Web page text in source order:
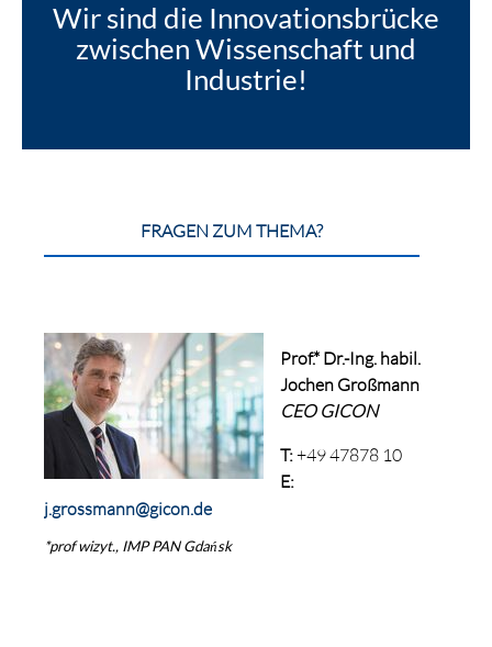
Wir sind die Innovationsbrücke
zwischen Wissenschaft und
Industrie!
FRAGEN ZUM THEMA?
Prof.* Dr.-Ing. habil.
Jochen Großmann
CEO GICON
T:+49 47878 10
E:
j.grossmann@gicon.de
*prof wizyt., IMP PAN Gdańsk